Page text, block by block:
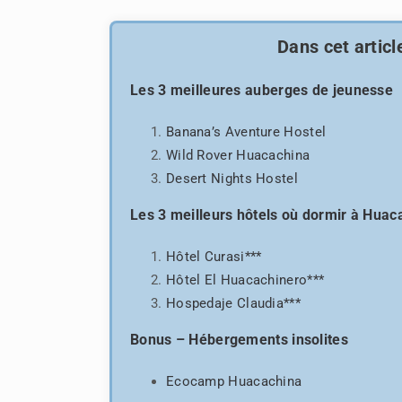
Dans cet
Les 3 meilleures auberges de jeunesse
Banana’s Aventure Hostel
Wild Rover Huacachina
Desert Nights Hostel
Les 3 meilleurs hôtels où dormir à
Hôtel Curasi***
Hôtel El Huacachinero***
Hospedaje Claudia***
Bonus – Hébergements insolites
Ecocamp Huacachina